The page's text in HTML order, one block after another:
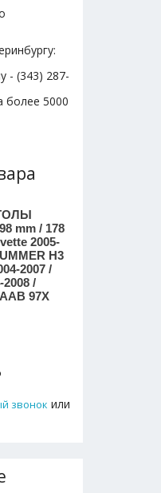
- (343) 287-
более 5000
mm / 178
2005-
H3
2007 /
2008 /
97X
звонок или